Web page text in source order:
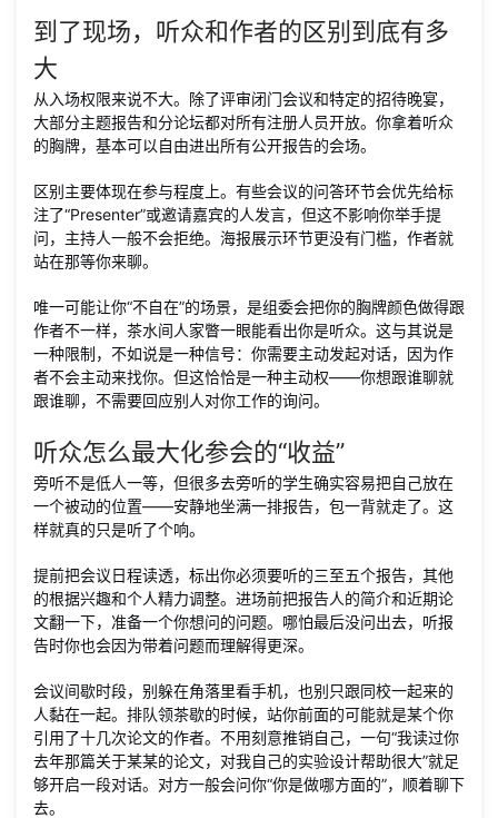
到了现场，听众和作者的区别到底有多
大
从入场权限来说不大。除了评审闭门会议和特定的招待晚宴，
大部分主题报告和分论坛都对所有注册人员开放。你拿着听众
的胸牌，基本可以自由进出所有公开报告的会场。
区别主要体现在参与程度上。有些会议的问答环节会优先给标
注了“Presenter”或邀请嘉宾的人发言，但这不影响你举手提
问，主持人一般不会拒绝。海报展示环节更没有门槛，作者就
站在那等你来聊。
唯一可能让你“不自在”的场景，是组委会把你的胸牌颜色做得跟
作者不一样，茶水间人家瞥一眼能看出你是听众。这与其说是
一种限制，不如说是一种信号：你需要主动发起对话，因为作
者不会主动来找你。但这恰恰是一种主动权——你想跟谁聊就
跟谁聊，不需要回应别人对你工作的询问。
听众怎么最大化参会的“收益”
旁听不是低人一等，但很多去旁听的学生确实容易把自己放在
一个被动的位置——安静地坐满一排报告，包一背就走了。这
样就真的只是听了个响。
提前把会议日程读透，标出你必须要听的三至五个报告，其他
的根据兴趣和个人精力调整。进场前把报告人的简介和近期论
文翻一下，准备一个你想问的问题。哪怕最后没问出去，听报
告时你也会因为带着问题而理解得更深。
会议间歇时段，别躲在角落里看手机，也别只跟同校一起来的
人黏在一起。排队领茶歇的时候，站你前面的可能就是某个你
引用了十几次论文的作者。不用刻意推销自己，一句“我读过你
去年那篇关于某某的论文，对我自己的实验设计帮助很大”就足
够开启一段对话。对方一般会问你“你是做哪方面的”，顺着聊下
去。